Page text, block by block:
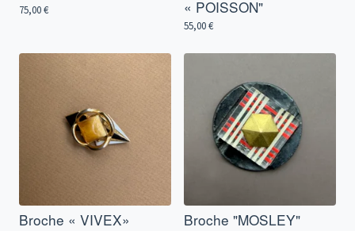
75,00€
« POISSON"
55,00€
Broche « VIVEX» Broche "MOSLEY"